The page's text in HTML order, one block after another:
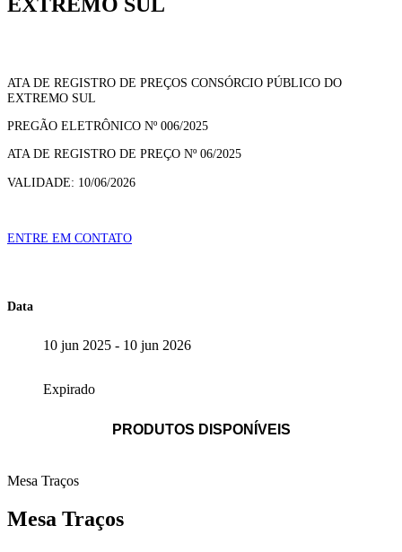
EXTREMO SUL
ATA DE REGISTRO DE PREÇOS CONSÓRCIO PÚBLICO DO
EXTREMO SUL
PREGÃO ELETRÔNICO Nº 006/2025
ATA DE REGISTRO DE PREÇO Nº 06/2025
VALIDADE: 10/06/2026
ENTRE EM CONTATO
Data
10 jun 2025 - 10 jun 2026
Expirado
PRODUTOS DISPONÍVEIS
Mesa Traços
Mesa Traços